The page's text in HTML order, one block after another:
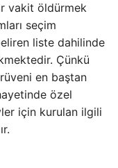
vakit öldürmek
seçim
liste dahilinde
Çünkü
en baştan
özel
için kurulan ilgili